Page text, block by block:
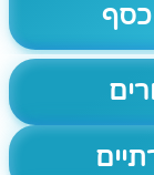
כסף